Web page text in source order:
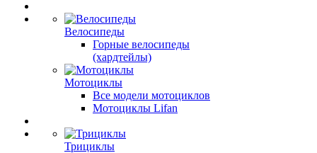
Велосипеды
Горные велосипеды
(хардтейлы)
Мотоциклы
Все модели мотоциклов
Мотоциклы Lifan
Трициклы